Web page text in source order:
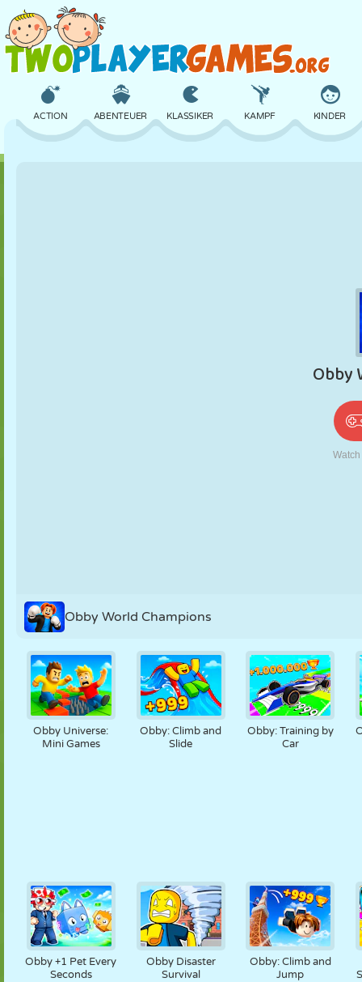
ACTION ABENTEUER KLASSIKER KAMPF KINDER
ROBOTER
Obby World Champions
Obby Universe:
Mini Games
Obby: Climb and
Slide
Obby: Training by
Car
Obby +1 Pet Every
Seconds
Obby Disaster
Survival
Obby: Climb and
Jump